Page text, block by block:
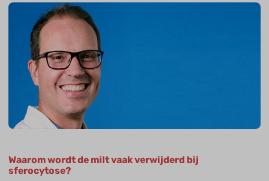
Waarom wordt de milt vaak verwijderd bij
sferocytose?